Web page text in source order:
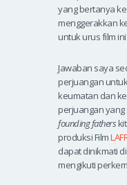
yang bertanya ke
menggerakkan
untuk urus film
Jawaban saya
perjuangan
keumatan dan
perjuangan
founding fathers
produksi Film
dapat dinikmati
mengikuti